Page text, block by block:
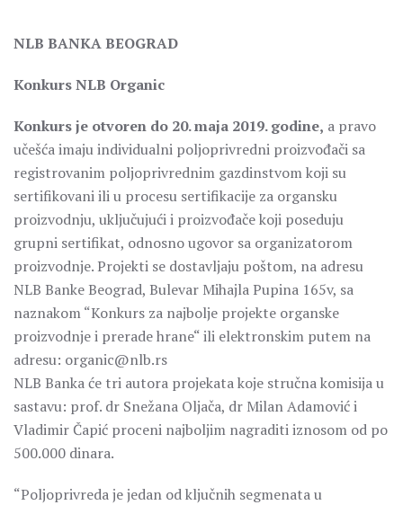
NLB BANKA BEOGRAD
Konkurs NLB Organic
Konkurs je otvoren do 20. maja 2019. godine, a pravo
učešća imaju individualni poljoprivredni proizvođači sa
registrovanim poljoprivrednim gazdinstvom koji su
sertifikovani ili u procesu sertifikacije za organsku
proizvodnju, uključujući i proizvođače koji poseduju
grupni sertifikat, odnosno ugovor sa organizatorom
proizvodnje. Projekti se dostavljaju poštom, na adresu
NLB Banke Beograd, Bulevar Mihajla Pupina 165v, sa
naznakom “Konkurs za najbolje projekte organske
proizvodnje i prerade hrane“ ili elektronskim putem na
adresu: organic@nlb.rs
NLB Banka će tri autora projekata koje stručna komisija u
sastavu: prof. dr Snežana Oljača, dr Milan Adamović i
Vladimir Čapić proceni najboljim nagraditi iznosom od po
500.000 dinara.
“Poljoprivreda je jedan od ključnih segmenata u